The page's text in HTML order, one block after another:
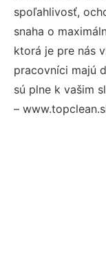
spoľahlivosť,
snaha o
ktorá je pre nás
pracovníci majú
sú plne k vašim
–